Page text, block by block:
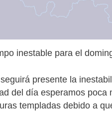
inestable para el
presente la
del día esperamos
templadas debido a